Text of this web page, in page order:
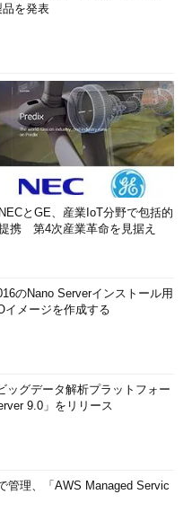
を発表
NECとGE、産業IoT分野で包括的
携 第4次産業革命を見据え
のNano Serverインストール用
イメージを作成する
ッグデータ解析プラットフォー
9.0」をリリース
管理、「AWS Managed Servic